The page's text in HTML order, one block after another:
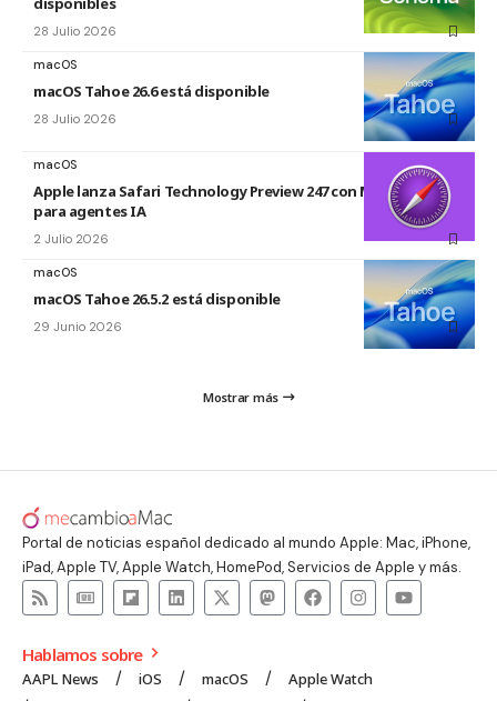
28 Julio 2026
macOS
macOS Tahoe 26.6 está disponible
28 Julio 2026
macOS
Apple lanza Safari Technology Preview 247 con MCP Server
para agentes IA
2 Julio 2026
macOS
macOS Tahoe 26.5.2 está disponible
29 Junio 2026
Mostrar más
Portal de noticias español dedicado al mundo Apple: Mac, iPhone,
iPad, Apple TV, Apple Watch, HomePod, Servicios de Apple y más.
Hablamos sobre
AAPL News iOS macOS
Apple Watch